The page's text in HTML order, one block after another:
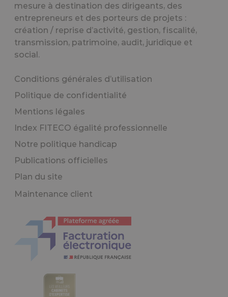
mesure à destination des dirigeants, des
entrepreneurs et des porteurs de projets :
création / reprise d’activité, gestion, fiscalité,
transmission, patrimoine, audit, juridique et
social.
Conditions générales d’utilisation
Politique de confidentialité
Mentions légales
Index FITECO égalité professionnelle
Notre politique handicap
Publications officielles
Plan du site
Maintenance client